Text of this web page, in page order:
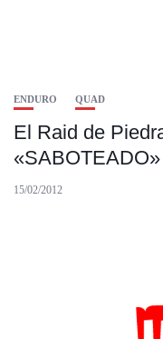
ENDURO QUAD
El Raid de
15/02/2012